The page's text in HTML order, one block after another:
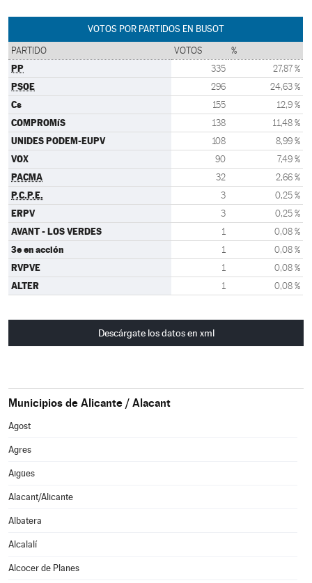
VOTOS POR PARTIDOS EN BUSOT
PARTIDO VOTOS %
PP 335 27,87 %
PSOE 296 24,63 %
Cs 155 12,9 %
COMPROMíS 138 11,48 %
UNIDES PODEM-EUPV 108 8,99 %
VOX 90 7,49 %
PACMA 32 2,66 %
P.C.P.E. 3 0,25 %
ERPV 3 0,25 %
AVANT - LOS VERDES 1 0,08 %
3e en acción 1 0,08 %
RVPVE 1 0,08 %
ALTER 1 0,08 %
Descárgate los datos en xml
Municipios de Alicante / Alacant
Agost
Agres
Aigües
Alacant/Alicante
Albatera
Alcalalí
Alcocer de Planes